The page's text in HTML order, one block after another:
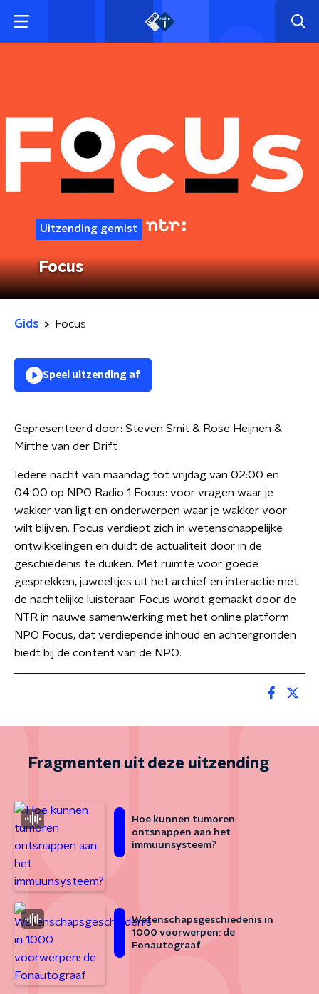
Uitzending gemist
Focus
Gids Focus
Speel uitzending af
Gepresenteerd door: Steven Smit & Rose Heijnen &
Mirthe van der Drift
Iedere nacht van maandag tot vrijdag van 02:00 en
04:00 op NPO Radio 1 Focus: voor vragen waar je
wakker van ligt en onderwerpen waar je wakker voor
wilt blijven. Focus verdiept zich in wetenschappelijke
ontwikkelingen en duidt de actualiteit door in de
geschiedenis te duiken. Met ruimte voor goede
gesprekken, juweeltjes uit het archief en interactie met
de nachtelijke luisteraar. Focus wordt gemaakt door de
NTR in nauwe samenwerking met het online platform
NPO Focus, dat verdiepende inhoud en achtergronden
biedt bij de content van de NPO.
Fragmenten uit deze uitzending
Hoe kunnen tumoren
ontsnappen aan het
immuunsysteem?
Wetenschapsgeschiedenis in
1000 voorwerpen: de
Fonautograaf